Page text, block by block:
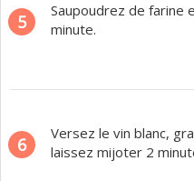
5
Saupoudrez de farine
minute.
6
Versez le vin blanc,
laissez mijoter 2